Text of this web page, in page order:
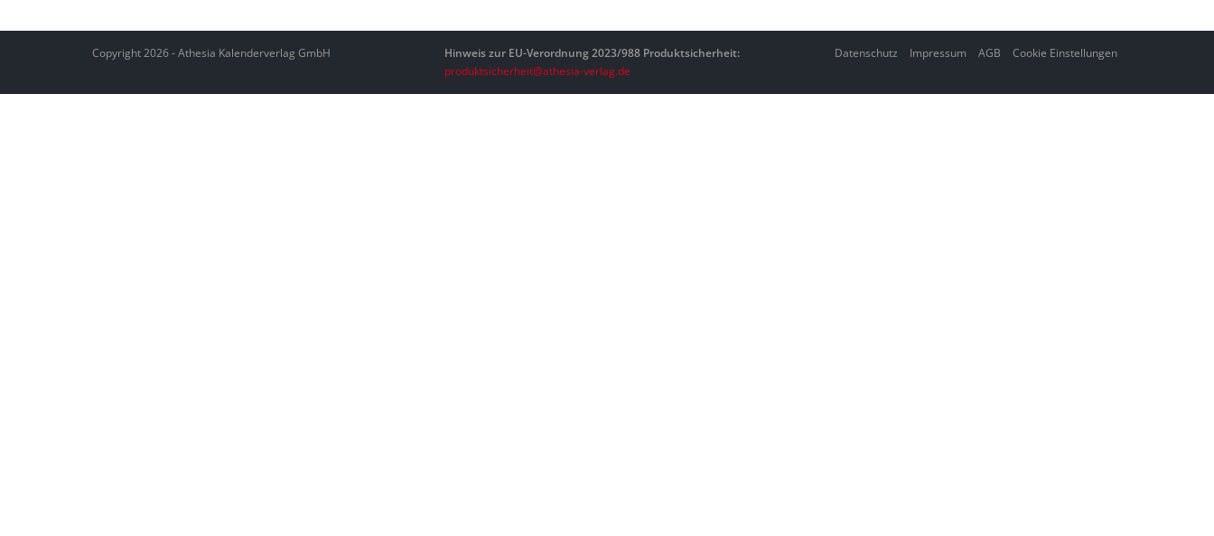
Copyright 2026 - Athesia Kalenderverlag GmbH
Hinweis zur EU-Verordnung 2023/988 Produktsicherheit:
produktsicherheit@athesia-verlag.de
Datenschutz Impressum AGB Cookie Einstellungen